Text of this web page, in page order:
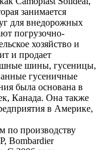
занимается
для внедорожных
погрузочно-
хозяйство и
и продает
шины, гусеницы,
гусеничные
была основана в
Канада. Она также
в Америке,
по производству
Bombardier